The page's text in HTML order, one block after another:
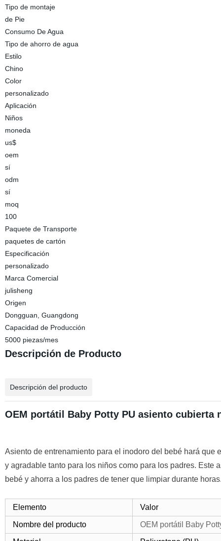
Tipo de montaje
de Pie
Consumo De Agua
Tipo de ahorro de agua
Estilo
Chino
Color
personalizado
Aplicación
Niños
moneda
us$
oem
sí
odm
sí
moq
100
Paquete de Transporte
paquetes de cartón
Especificación
personalizado
Marca Comercial
julisheng
Origen
Dongguan, Guangdong
Capacidad de Producción
5000 piezas/mes
Descripción de Producto
Descripción del producto
OEM portátil Baby Potty PU asiento cubierta
Asiento de entrenamiento para el inodoro del bebé hará
y agradable tanto para los niños como para los padres. Este
bebé y ahorra a los padres de tener que limpiar durante
Elemento Valor
Nombre del producto OEM portátil Baby